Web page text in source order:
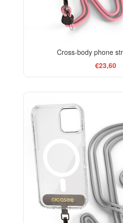
Cross-body phone
€23,60